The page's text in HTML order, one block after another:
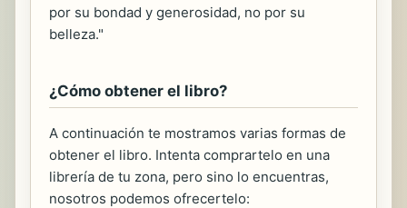
por su bondad y generosidad, no por su
belleza."
¿Cómo obtener el libro?
A continuación te mostramos varias formas de
obtener el libro. Intenta comprartelo en una
librería de tu zona, pero sino lo encuentras,
nosotros podemos ofrecertelo: